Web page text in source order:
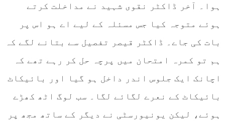
ہوا۔ آخر ڈاکٹر نقوی شہید نے مداخلت کرتے
ہوئے متوجہ کیا جس مسئلہ کے لیے اے ہو اس پر
بات کی جاے۔ ڈاکٹر قیصر تفصیل سے بتانے لگے کہ
ہم تو کمرہ امتحان میں پرچہ حل کر رہے تھے کہ
اچانک ایک جلوس اندر داخل ہو گیا اور بائیکاٹ
بائیکاٹ کے نعرے لگائے لگا۔ سب لوگ اٹھ کھڑے
ہوئے، لیکن یونیورسٹی نے دیگر کے ساتھ مجھ پر